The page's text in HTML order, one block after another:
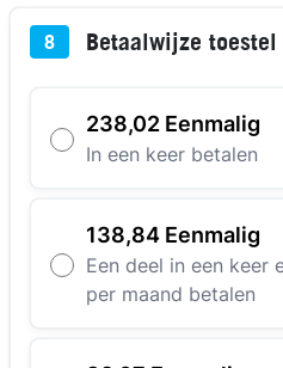
8 Betaalwijze toestel
238,02 Eenmalig
In een keer betalen
138,84 Eenmalig
Een deel in een keer
per maand betalen